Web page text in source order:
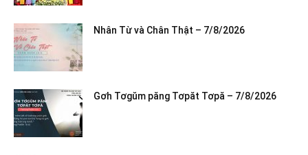
Nhân Từ và Chân Thật – 7/8/2026
Gơh Tơgŭm păng Tơpăt Tơpă – 7/8/2026